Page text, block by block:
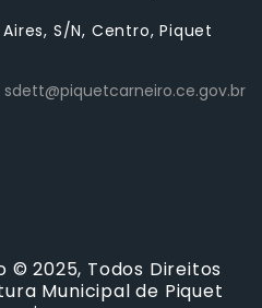
S/N, Centro, Piquet
sdett@piquetcarneiro.ce.gov.br
© 2025, Todos Direitos
Municipal de Piquet